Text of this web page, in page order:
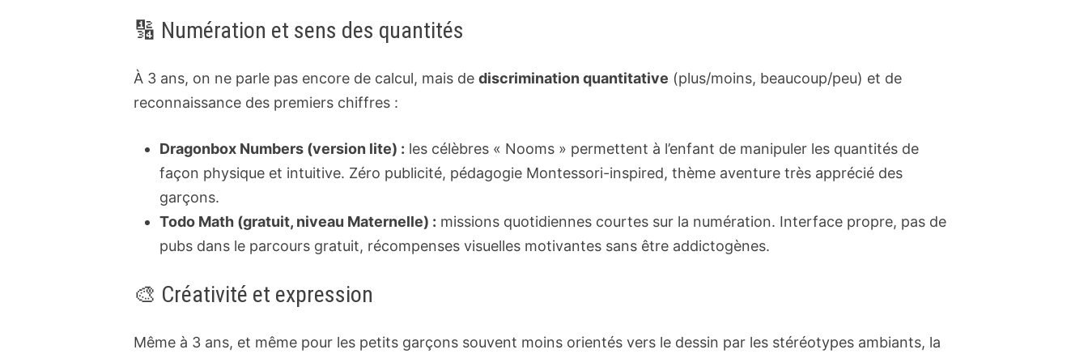
🔢 Numération et sens des quantités
À 3 ans, on ne parle pas encore de calcul, mais dediscrimination quantitative (plus/moins, beaucoup/peu) et de
reconnaissance des premiers chiffres :
Dragonbox Numbers (version lite) : les célèbres « Nooms » permettent à l’enfant de manipuler les quantités de
façon physique et intuitive. Zéro publicité, pédagogie Montessori-inspired, thème aventure très apprécié des
garçons.
Todo Math (gratuit, niveau Maternelle) : missions quotidiennes courtes sur la numération. Interface propre, pas de
pubs dans le parcours gratuit, récompenses visuelles motivantes sans être addictogènes.
🎨 Créativité et expression
Même à 3 ans, et même pour les petits garçons souvent moins orientés vers le dessin par les stéréotypes ambiants, la